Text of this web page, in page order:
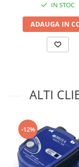
IN STOC
ADAUGA IN
ALTI
-12%